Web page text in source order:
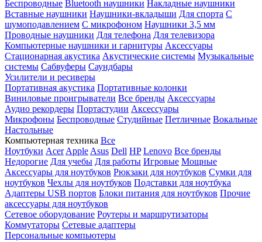
Беспроводные Bluetooth наушники Накладные наушники
Вставные наушники Наушники-вкладыши Для спорта С
шумоподавлением С микрофоном Наушники 3,5 мм
Проводные наушники Для телефона Для телевизора
Компьютерные наушники и гарнитуры Аксессуары
Стационарная акустика Акустические системы Музыкальные
системы Сабвуферы Саундбары
Усилители и ресиверы
Портативная акустика Портативные колонки
Виниловые проигрыватели Все бренды Аксессуары
Аудио рекордеры Портастудии Аксессуары
Микрофоны Беспроводные Студийные Петличные Вокальные
Настольные
Компьютерная техника Все
Ноутбуки Acer Apple Asus Dell HP Lenovo Все бренды
Недорогие Для учебы Для работы Игровые Мощные
Аксессуары для ноутбуков Рюкзаки для ноутбуков Сумки для
ноутбуков Чехлы для ноутбуков Подставки для ноутбука
Адаптеры USB портов Блоки питания для ноутбуков Прочие
аксессуары для ноутбуков
Сетевое оборудование Роутеры и маршрутизаторы
Коммутаторы Сетевые адаптеры
Персональные компьютеры